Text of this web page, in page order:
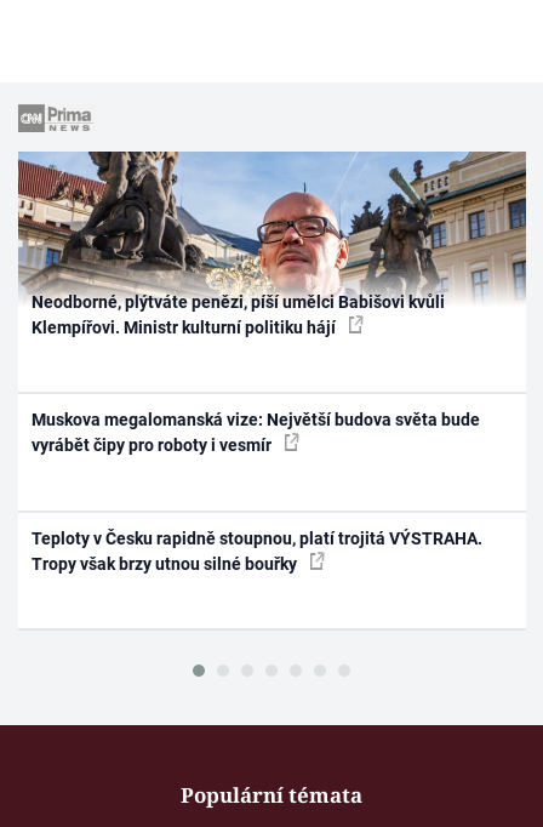
Neodborné, plýtváte penězi, píší umělci Babišovi kvůli
Klempířovi. Ministr kulturní politiku hájí
Muskova megalomanská vize: Největší budova světa bude
vyrábět čipy pro roboty i vesmír
Teploty v Česku rapidně stoupnou, platí trojitá VÝSTRAHA.
Tropy však brzy utnou silné bouřky
Populární témata